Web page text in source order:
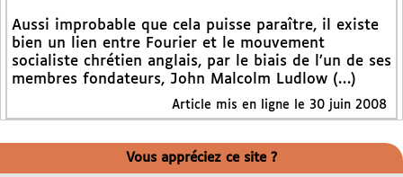
Aussi improbable que cela puisse paraître, il existe
bien un lien entre Fourier et le mouvement
socialiste chrétien anglais, par le biais de l’un de ses
membres fondateurs, John Malcolm Ludlow (…)
Article mis en ligne le 30 juin 2008
Vous appréciez ce site ?